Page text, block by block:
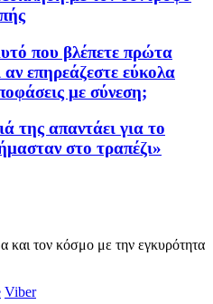
που βλέπετε πρώτα
επηρεάζεστε εύκολα
με σύνεση;
της απαντάει για το
στο τραπέζι»
και τον κόσμο με την εγκυρότητα
Viber